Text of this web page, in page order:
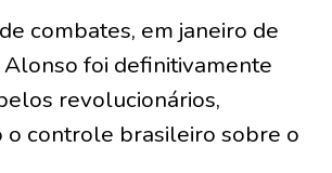
combates, em janeiro de
foi definitivamente
revolucionários,
o controle brasileiro sobre o